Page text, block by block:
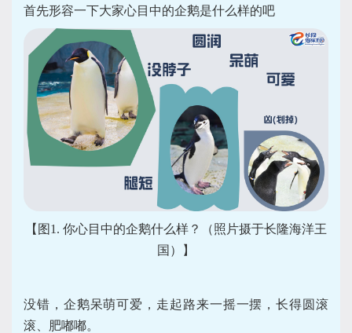
首先形容一下大家心目中的企鹅是什么样的吧
【图1. 你心目中的企鹅什么样？（照片摄于长隆海洋王
国）】
没错，企鹅呆萌可爱，走起路来一摇一摆，长得圆滚
滚、肥嘟嘟。